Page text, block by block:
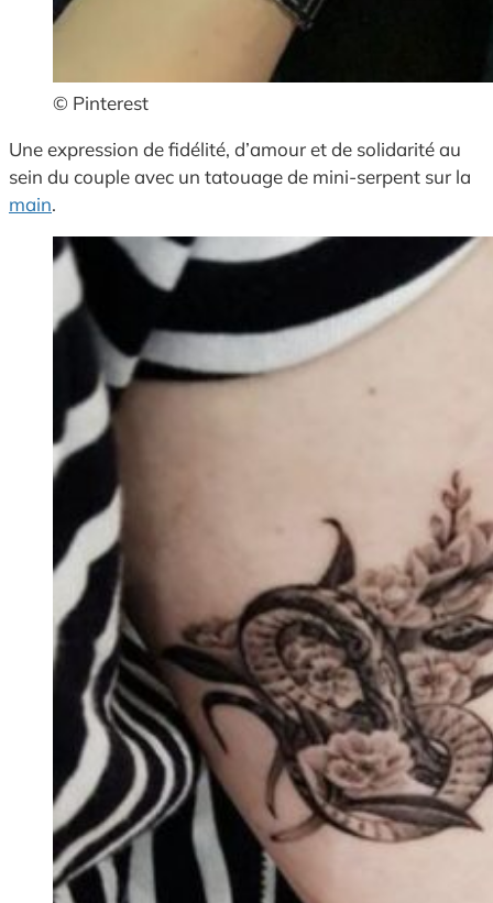
© Pinterest
Une expression de fidélité, d’amour et de solidarité au
sein du couple avec un tatouage de mini-serpent sur la
main.